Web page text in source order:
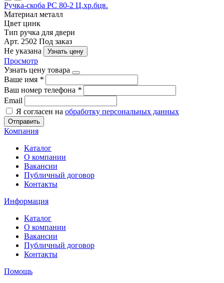
Ручка-скоба РС 80-2 Ц.хр.бцв.
Материал металл
Цвет цинк
Тип ручка для двери
Арт. 2502 Под заказ
Не указана
Узнать цену
Просмотр
Узнать цену товара
Ваше имя *
Ваш номер телефона *
Email
Я согласен на обработку персональных данных
Отправить
Компания
Каталог
О компании
Вакансии
Публичный договор
Контакты
Информация
Каталог
О компании
Вакансии
Публичный договор
Контакты
Помощь